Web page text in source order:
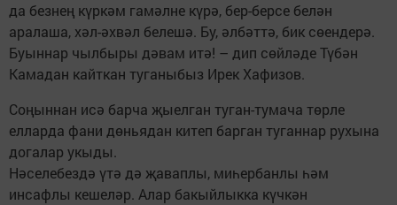
да безнең күркәм гамәлне күрә, бер-берсе белән
аралаша, хәл-әхвәл белешә. Бу, әлбәттә, бик сөендерә.
Буыннар чылбыры дәвам итә! – дип сөйләде Түбән
Камадан кайткан туганыбыз Ирек Хафизов.
Соңыннан исә барча җыелган туган-тумача төрле
елларда фани дөньядан китеп барган туганнар рухына
догалар укыды.
Нәселебездә үтә дә җаваплы, миһербанлы һәм
инсафлы кешеләр. Алар бакыйлыкка күчкән